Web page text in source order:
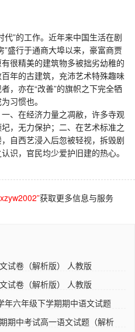
”的工作。近年来中国生活在剧
盛行于通商大埠以来，豪富商贾
很精美的建筑物多被拙劣幼稚的
年的古建筑，充沛艺术特殊趣味
，亦在“改善”的旗帜之下完全牺
习惯也。
在经济力量之凋敝，许多寺观
，无力保护；二、在艺术标准之
自西艺浸入后忽被轻视，拆毁剧
识，官民均少爱护旧建的热心。
获取更多信息与服务
试卷（解析版） 人教版
试卷（解析版） 人教版
年六年级下学期期中语文试题
期中考试高一语文试题（解析